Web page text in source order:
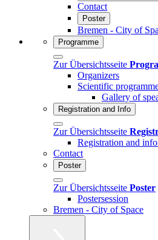
Contact
Poster
Bremen - City of
Programme
Zur Übersichtsseite
Organizers
Scientific
Gallery of
Registration and Info
Zur Übersichtsseite
Registration and
Contact
Poster
Zur Übersichtsseite Poster
Postersession
Bremen - City of Space